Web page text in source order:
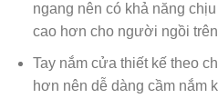
ngang nên có khả năng
cao hơn cho người ngồi
Tay nắm cửa thiết kế theo
hơn nên dễ dàng cầm nắm